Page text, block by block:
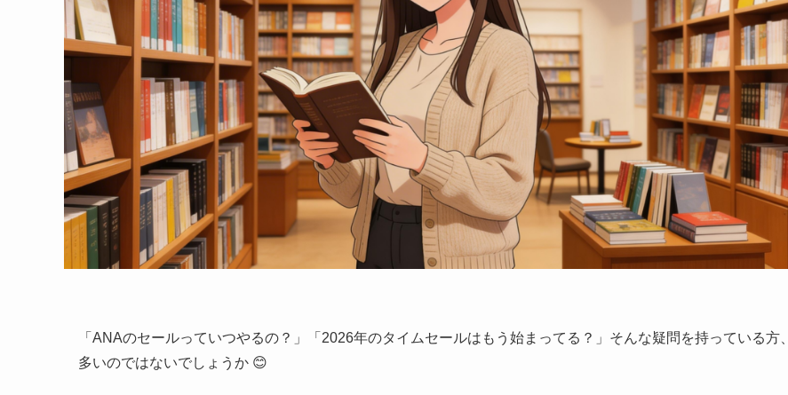
「ANAのセールっていつやるの？」「2026年のタイムセールはもう始まってる？」そんな疑問を持っている方、
多いのではないでしょうか 😊